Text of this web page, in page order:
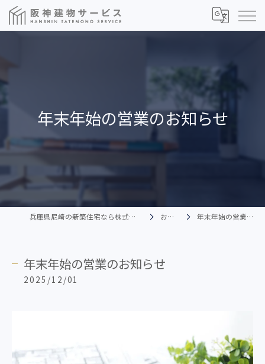
年末年始の営業のお知らせ
兵庫県尼崎の新築住宅なら株式会社阪神建物サービス お知らせ 年末年始の営業のお知らせ
年末年始の営業のお知らせ
2025/12/01